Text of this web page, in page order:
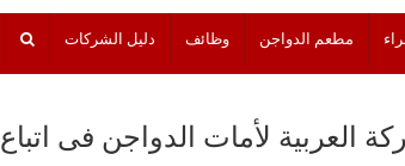
مطعم الدواجن وظائف دليل الشركات
العربية لأمات الدواجن فى اتباع